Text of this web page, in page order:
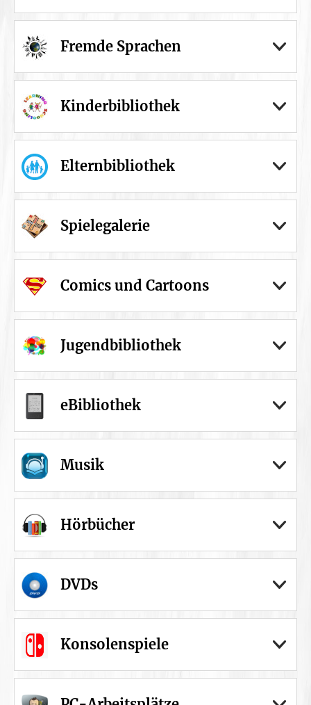
Fremde Sprachen
Kinderbibliothek
Elternbibliothek
Spielegalerie
Comics und Cartoons
Jugendbibliothek
eBibliothek
Musik
Hörbücher
DVDs
Konsolenspiele